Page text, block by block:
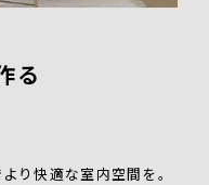
る
り快適な室内空間を。